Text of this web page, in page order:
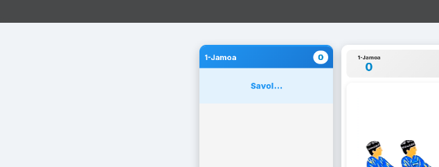
1-Jamoa 0
Savol...
1-Jamoa
0